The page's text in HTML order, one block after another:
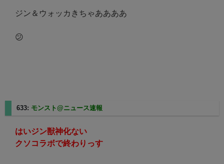
ジン＆ウォッカきちゃああああ
😕
633: モンスト@ニュース速報
はいジン獣神化ない
クソコラボで終わりっす